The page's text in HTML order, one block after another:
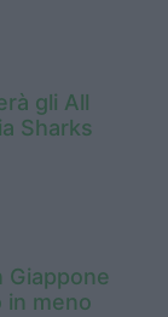
gli All
Sharks
Giappone
in meno